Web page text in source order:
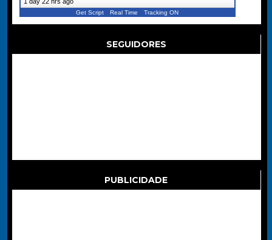
Get Script Real Time Tracking ON
SEGUIDORES
PUBLICIDADE